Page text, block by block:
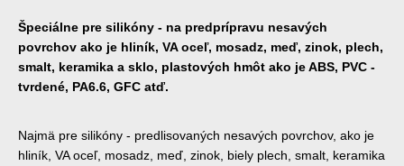
Špeciálne pre silikóny - na predprípravu nesavých
povrchov ako je hliník, VA oceľ, mosadz, meď, zinok, plech,
smalt, keramika a sklo, plastových hmôt ako je ABS, PVC -
tvrdené, PA6.6, GFC atď.
Najmä pre silikóny - predlisovaných nesavých povrchov, ako je
hliník, VA oceľ, mosadz, meď, zinok, biely plech, smalt, keramika